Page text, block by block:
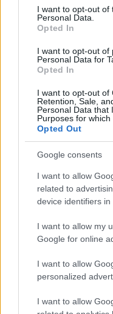
consent section.
I want to opt-out of
Personal Data.
Opted In
I want to opt-out of
Personal Data for
Opted In
I want to opt-out of
Retention, Sale,
Personal Data that
Purposes for which
Opted Out
Google consents
I want to allow
related to
device identifiers in
I want to allow my
Google for online
I want to allow
personalized
I want to allow
TOMÁN SZABINA
Népszerű